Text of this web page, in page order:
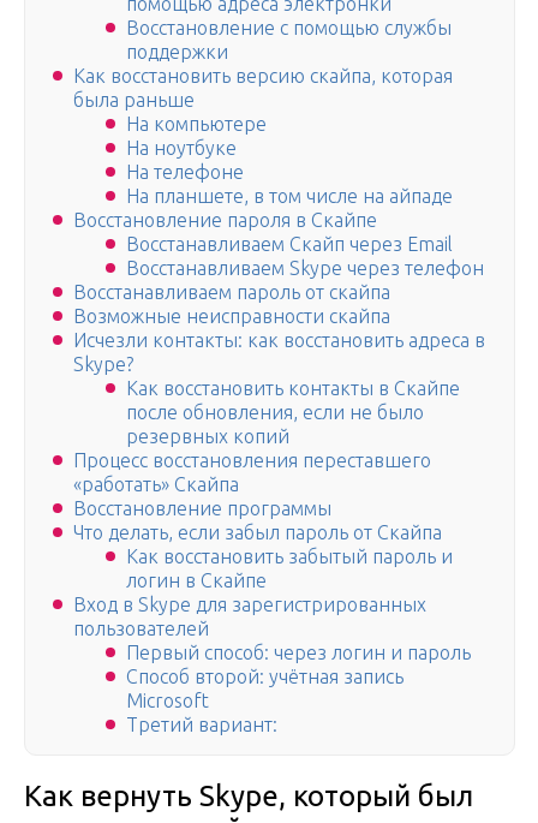
Восстановление с помощью службы
поддержки
Как восстановить версию скайпа, которая
была раньше
На компьютере
На ноутбуке
На телефоне
На планшете, в том числе на айпаде
Восстановление пароля в Скайпе
Восстанавливаем Скайп через Email
Восстанавливаем Skype через телефон
Восстанавливаем пароль от скайпа
Возможные неисправности скайпа
Исчезли контакты: как восстановить адреса в
Skype?
Как восстановить контакты в Скайпе
после обновления, если не было
резервных копий
Процесс восстановления переставшего
«работать» Скайпа
Восстановление программы
Что делать, если забыл пароль от Скайпа
Как восстановить забытый пароль и
логин в Скайпе
Вход в Skype для зарегистрированных
пользователей
Первый способ: через логин и пароль
Способ второй: учётная запись
Microsoft
Третий вариант:
Как вернуть Skype, который был